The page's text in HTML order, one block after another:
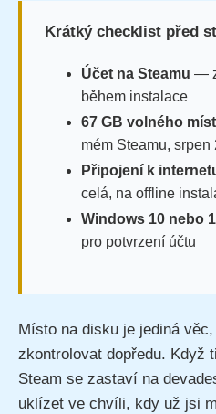
Krátký checklist před
Účet na Steamu —
během instalace
67 GB volného
mém Steamu, srpen
Připojení k
celá, na offline
Windows 10 nebo
pro potvrzení účtu
Místo na disku je jediná
zkontrolovat dopředu. Když
Steam se zastaví na
uklízet ve chvíli, kdy už jsi